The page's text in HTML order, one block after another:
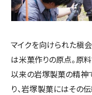
マイクを向けられた槇会
は米菓作りの原点。原
以来の岩塚製菓の精神
り、岩塚製菓にはその